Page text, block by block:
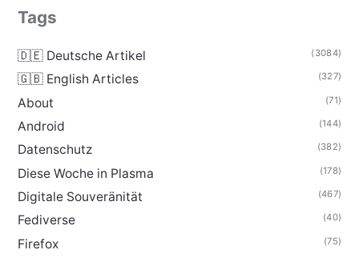
Tags
🇩🇪 Deutsche Artikel (3084)
🇬🇧 English Articles (327)
About (71)
Android (144)
Datenschutz (382)
Diese Woche in Plasma (178)
Digitale Souveränität (467)
Fediverse (40)
Firefox (75)